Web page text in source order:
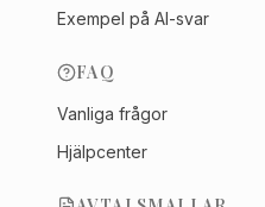
Exempel på AI-svar
FAQ
Vanliga frågor
Hjälpcenter